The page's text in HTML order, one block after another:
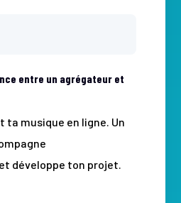
entre un agrégateur et
ta musique en ligne. Un
développe ton projet.